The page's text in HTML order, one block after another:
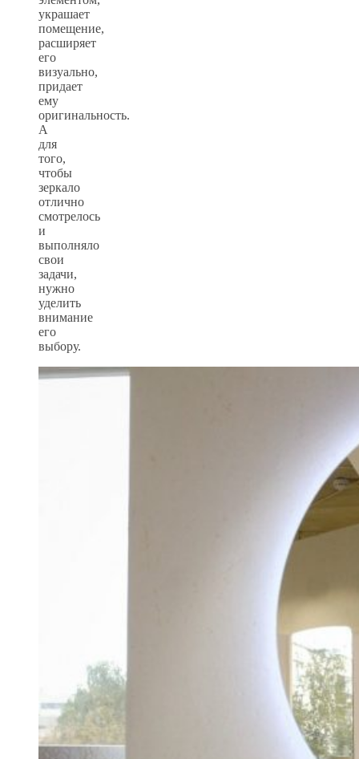
украшает
помещение,
расширяет
его
визуально,
придает
ему
оригинальность.
А
для
того,
чтобы
зеркало
отлично
смотрелось
и
выполняло
свои
задачи,
нужно
уделить
внимание
его
выбору.